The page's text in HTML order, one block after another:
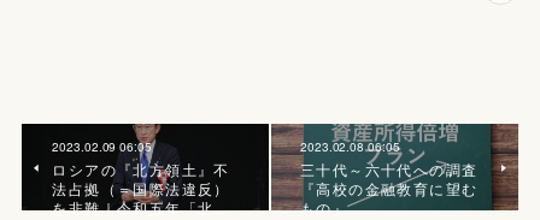
2023.02.09 06:05
ロシアの『北方領土』不
法占拠（＝国際法違反）
を非難｜令和五年「北…
2023.02.08 06:05
三十代～六十代への調査
『高校の金融教育に望む
もの』